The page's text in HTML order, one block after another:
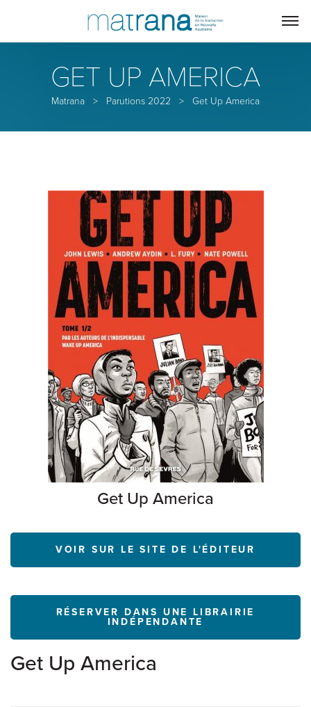
GET UP AMERICA
Matrana > Parutions 2022 > Get Up America
Get Up America
VOIR SUR LE SITE DE L'ÉDITEUR
RÉSERVER DANS UNE LIBRAIRIE
INDÉPENDANTE
Get Up America